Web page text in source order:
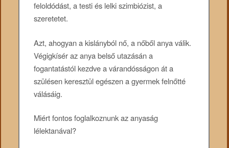
feloldódást, a testi és lelki szimbiózist, a
szeretetet.
Azt, ahogyan a kislányból nő, a nőből anya válik.
Végigkísér az anya belső utazásán a
fogantatástól kezdve a várandósságon át a
szülésen keresztül egészen a gyermek felnőtté
válásáig.
Miért fontos foglalkoznunk az anyaság
lélektanával?